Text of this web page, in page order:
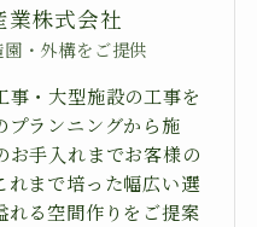
業株式会社
・外構をご提供
事・大型施設の工事を
プランニングから施
お手入れまでお客様の
れまで培った幅広い選
れる空間作りをご提案